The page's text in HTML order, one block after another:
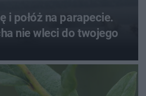
i połóż na parapecie.
nie wleci do twojego